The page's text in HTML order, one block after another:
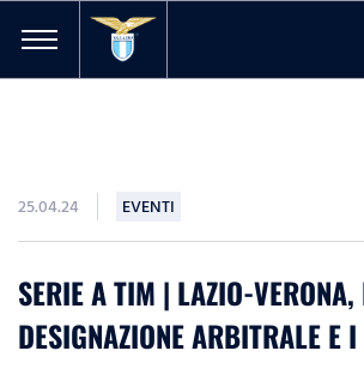
25.04.24 EVENTI
SERIE A TIM | LAZIO-VERONA,
DESIGNAZIONE ARBITRALE E